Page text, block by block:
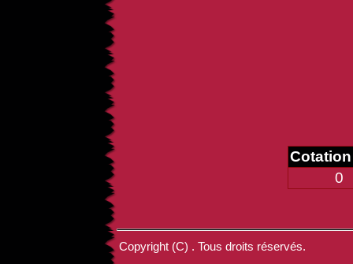
Cotation
0
Copyright (C) . Tous droits réservés.